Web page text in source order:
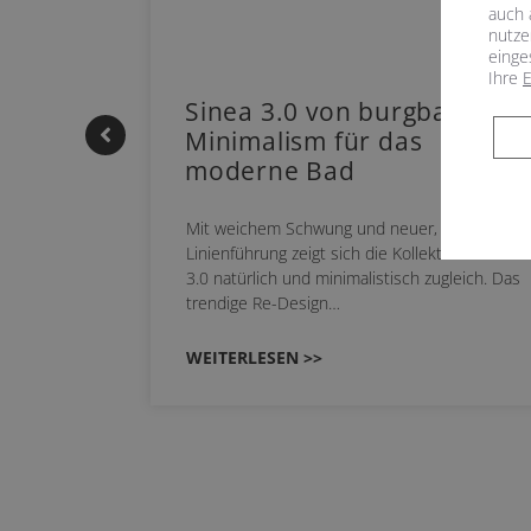
Sinea 3.0 von burgbad: Soft
Minimalism für das
moderne Bad
Mit weichem Schwung und neuer, markanter
Linienführung zeigt sich die Kollektion Sinea
3.0 natürlich und minimalistisch zugleich. Das
trendige Re-Design…
WEITERLESEN >>
auch
Ihre